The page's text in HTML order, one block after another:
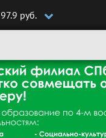
97.9 руб.